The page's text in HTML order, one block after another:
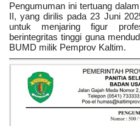
Informasi Journalism
Olahraga
Kesehatan
Layanan Publik
Pengumuman ini tertuang
II, yang dirilis pada 23 Juni
untuk menjaring figur
berintegritas tinggi guna
BUMD milik Pemprov Kaltim.